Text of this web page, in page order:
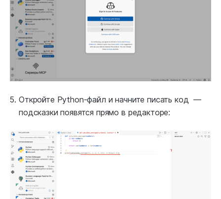
Откройте Python-файл и начните писать код —
подсказки появятся прямо в редакторе: